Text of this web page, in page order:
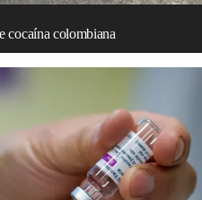
cocaína colombiana